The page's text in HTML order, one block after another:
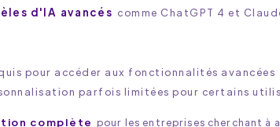
d'IA avancés comme ChatGPT 4 et
pour accéder aux fonctionnalités avancées
parfois limitées pour certains
complète pour les entreprises cherchant à